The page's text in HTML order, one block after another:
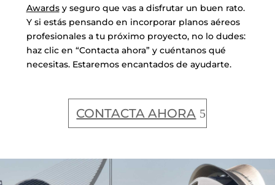
Awardsy seguro que vas a disfrutar un buen rato.
Y si estás pensando en incorporar planos aéreos
profesionales a tu próximo proyecto, no lo dudes:
haz clic en “Contacta ahora” y cuéntanos qué
necesitas. Estaremos encantados de ayudarte.
CONTACTA AHORA